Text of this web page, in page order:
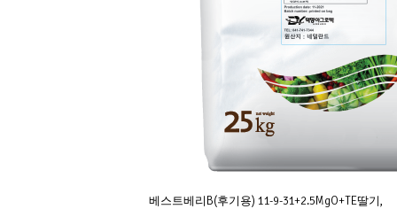
베스트베리B(후기용) 11-9-31+2.5MgO+TE딸기,